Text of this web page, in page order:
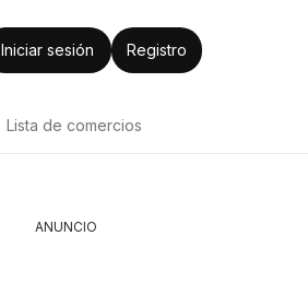
Iniciar sesión Registro
Lista de comercios
ANUNCIO